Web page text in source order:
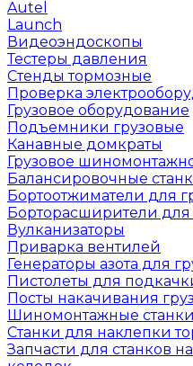
Autel
Launch
Видеоэндоскопы
Тестеры давления
Стенды тормозные
Проверка
Грузовое оборудование
Подъемники грузовые
Канавные домкраты
Грузовое
Балансировочные
Бортоотжиматели для
Борторасширители для
Вулканизаторы
Приварка вентилей
Генераторы азота для
Пистолеты для
Посты накачивания
Шиномонтажные станки
Станки для наклепки
Запчасти для станков